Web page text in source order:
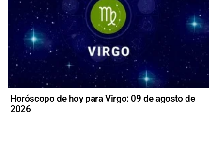
Horóscopo de hoy para Virgo: 09 de agosto de
2026